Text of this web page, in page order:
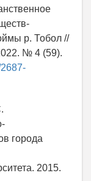
р. Тобол //
№ 4 (59).
города
2015.